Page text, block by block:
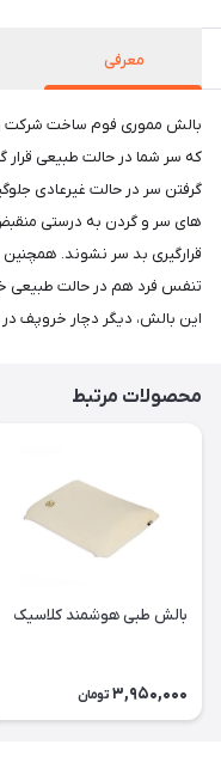
معرفی
بالش مموری فوم ساخت شرکت
که سر شما در حالت طبیعی قرار
گرفتن سر در حالت غیرعادی
های سر و گردن به درستی
قرارگیری بد سر نشوند.
تنفس فرد هم در حالت طبیعی خود
این بالش، دیگر دچار خروپف
محصولات مرتبط
بالش طبی هوشمند کلاسیک
3,950,000 تومان